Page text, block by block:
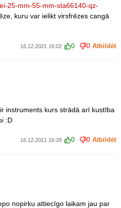
25-mm-55-mm-sta66140-qz-
kuru var ielikt virsfrēzes cangā
16.12.2021 16:02 0 0 Atbildēt
instruments kurs strādā arī kustība
:D
16.12.2021 16:28 0 0 Atbildēt
nopirku attiecīgo laikam jau par